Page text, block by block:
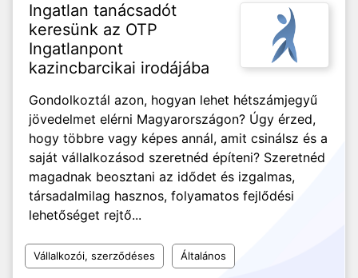
Ingatlan tanácsadót
keresünk az OTP
Ingatlanpont
kazincbarcikai irodájába
Gondolkoztál azon, hogyan lehet hétszámjegyű
jövedelmet elérni Magyarországon? Úgy érzed,
hogy többre vagy képes annál, amit csinálsz és a
saját vállalkozásod szeretnéd építeni? Szeretnéd
magadnak beosztani az idődet és izgalmas,
társadalmilag hasznos, folyamatos fejlődési
lehetőséget rejtő...
Vállalkozói, szerződéses Általános